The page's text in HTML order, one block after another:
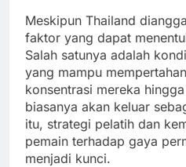
Meskipun Thailand
faktor yang dapat
Salah satunya adalah
yang mampu
konsentrasi mereka
biasanya akan keluar
itu, strategi pelatih dan
pemain terhadap gaya
menjadi kunci.